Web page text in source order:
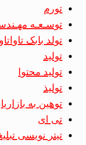
تورم
توسـعـه
تولد بابک تاواتاو
تولید
تولید محتوا
تولیذ
توهین به
تی ای
تیتر نویسی